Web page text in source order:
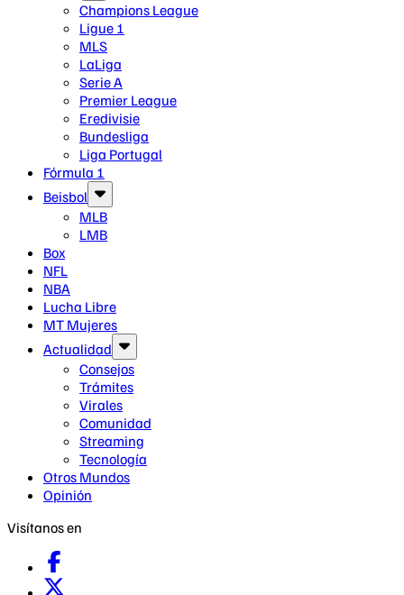
Champions League
Ligue 1
MLS
LaLiga
Serie A
Premier League
Eredivisie
Bundesliga
Liga Portugal
Fórmula 1
Beisbol
MLB
LMB
Box
NFL
NBA
Lucha Libre
MT Mujeres
Actualidad
Consejos
Trámites
Virales
Comunidad
Streaming
Tecnología
Otros Mundos
Opinión
Visítanos en